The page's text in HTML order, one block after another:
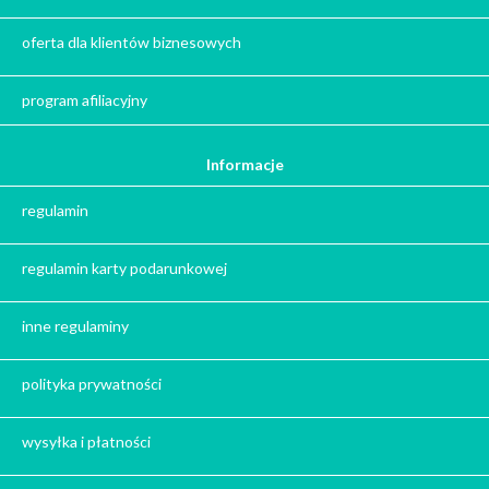
Zima
Herbata - podziękowanie dla gości
Ile gram ma łyżeczka do herbaty?
Prezent na święta
Prezent dla chłopaka na święta
Prezent dla koleżanki na święta
Prezent dla mamy na święta
oferta dla klientów biznesowych
program afiliacyjny
Informacje
regulamin
regulamin karty podarunkowej
inne regulaminy
polityka prywatności
wysyłka i płatności